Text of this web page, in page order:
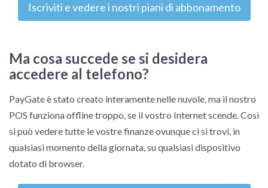
Iscriviti e vedere i nostri piani di abbonamento
Ma cosa succede se si desidera
accedere al telefono?
PayGate è stato creato interamente nelle nuvole, ma il nostro
POS funziona offline troppo, se il vostro Internet scende. Così
si può vedere tutte le vostre finanze ovunque ci si trovi, in
qualsiasi momento della giornata, su qualsiasi dispositivo
dotato di browser.